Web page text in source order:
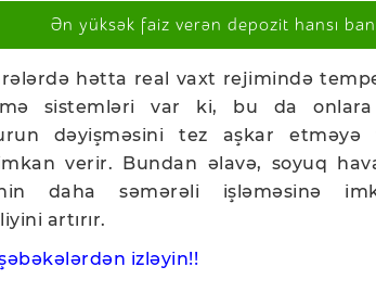
Ən yüksək faiz verən depozit hansı
hətta real vaxt rejimində
sistemləri var ki, bu da onlara
dəyişməsini tez aşkar etməyə
verir. Bundan əlavə, soyuq
daha səmərəli işləməsinə
artırır.
izləyin!!